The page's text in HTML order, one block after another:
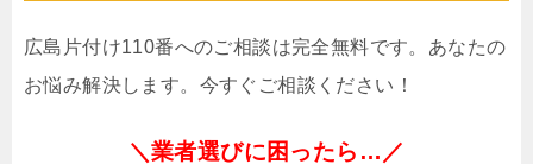
広島片付け110番へのご相談は完全無料です。あなたの
お悩み解決します。今すぐご相談ください！
＼業者選びに困ったら…／